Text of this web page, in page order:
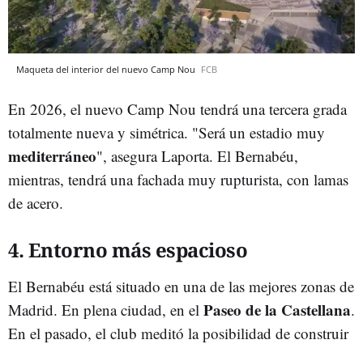
Maqueta del interior del nuevo Camp Nou FCB
En 2026, el nuevo Camp Nou tendrá una tercera grada
totalmente nueva y simétrica. "Será un estadio muy
mediterráneo", asegura Laporta. El Bernabéu,
mientras, tendrá una fachada muy rupturista, con lamas
de acero.
4. Entorno más espacioso
El Bernabéu está situado en una de las mejores zonas de
Madrid. En plena ciudad, en el Paseo de la Castellana.
En el pasado, el club meditó la posibilidad de construir